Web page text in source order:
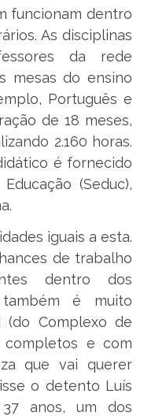
funcionam dentro
As disciplinas
da rede
mesas do ensino
Português e
de 18 meses,
2.160 horas.
é fornecido
(Seduc),
iguais a esta.
de trabalho
dentro dos
é muito
(do Complexo de
completos e com
que vai querer
o detento Luís
anos, um dos